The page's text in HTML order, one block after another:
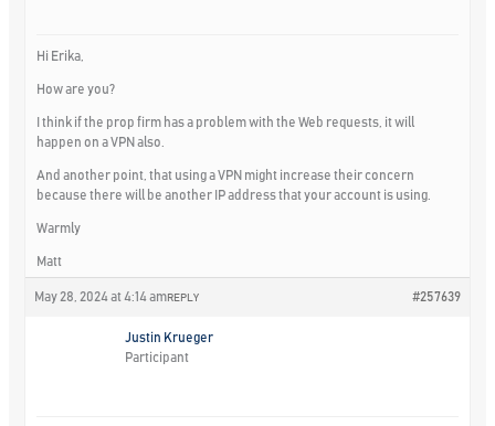
Hi Erika,
How are you?
I think if the prop firm has a problem with the Web requests, it will
happen on a VPN also.
And another point, that using a VPN might increase their concern
because there will be another IP address that your account is using.
Warmly
Matt
May 28, 2024 at 4:14 am #257639
REPLY
Justin Krueger
Participant